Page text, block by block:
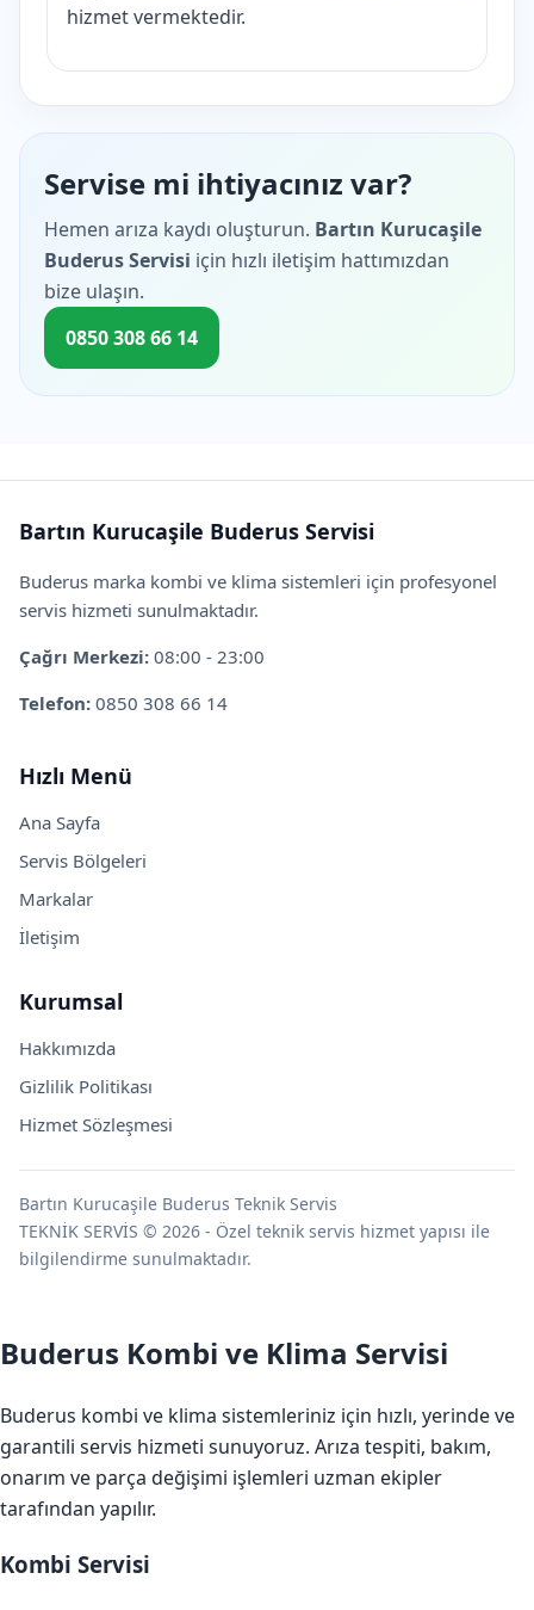
hizmet vermektedir.
Servise mi ihtiyacınız var?
Hemen arıza kaydı oluşturun. Bartın Kurucaşile
Buderus Servisi için hızlı iletişim hattımızdan
bize ulaşın.
0850 308 66 14
Bartın Kurucaşile Buderus Servisi
Buderus marka kombi ve klima sistemleri için profesyonel
servis hizmeti sunulmaktadır.
Çağrı Merkezi: 08:00 - 23:00
Telefon: 0850 308 66 14
Hızlı Menü
Ana Sayfa
Servis Bölgeleri
Markalar
İletişim
Kurumsal
Hakkımızda
Gizlilik Politikası
Hizmet Sözleşmesi
Bartın Kurucaşile Buderus Teknik Servis
TEKNİK SERVİS © 2026 - Özel teknik servis hizmet yapısı ile
bilgilendirme sunulmaktadır.
Buderus Kombi ve Klima Servisi
Buderus kombi ve klima sistemleriniz için hızlı, yerinde ve
garantili servis hizmeti sunuyoruz. Arıza tespiti, bakım,
onarım ve parça değişimi işlemleri uzman ekipler
tarafından yapılır.
Kombi Servisi